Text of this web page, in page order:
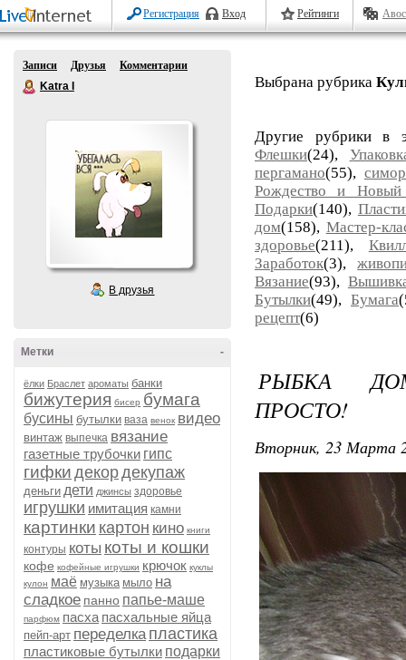
Регистрация Вход Рейтинги
Записи Друзья
Комментарии
Katra I
В друзья
-
Метки
ёлки Браслет ароматы банки
бижутерия бисер бумага
бусины бутылки ваза венок видео
винтаж выпечка вязание
газетные трубочки гипс
гифки декордекупаж
деньги дети джинсы здоровье
игрушки имитация камни
картинки картон кино книги
контуры коты коты и кошки
кофе кофейные игрушки крючок куклы
кулон маё музыка мыло на
сладкое панно папье-маше
парфюм пасха пасхальные яйца
пейп-арт переделка пластика
пластиковые бутылки подарки
Выбрана рубрика
Другие рубрики в
Флешки(24),
пергамано(55),
Рождество и
Подарки(140),
дом(158), Мастер-
здоровье(211),
Заработок(3),
Вязание(93),
Бутылки(49), Бумага
рецепт(6)
РЫБКА
ПРОСТО!
Вторник, 23 Марта